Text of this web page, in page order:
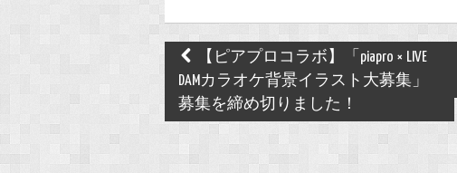
Post
navigation
【ピアプロコラボ】「piapro × LIVE
DAMカラオケ背景イラスト大募集」
募集を締め切りました！